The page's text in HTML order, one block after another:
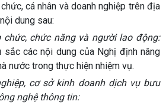
cá nhân và doanh nghiệp trên địa
dung sau:
chức năng và người lao động:
sắc các nội dung của Nghị định nâng
nước trong thực hiện nhiệm vụ.
cơ sở kinh doanh dịch vụ bưu
nghệ thông tin: